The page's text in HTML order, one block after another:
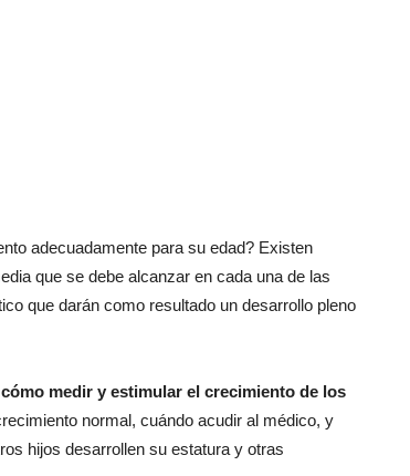
adecuadamente para su edad? Existen
que se debe alcanzar en cada una de las
que darán como resultado un desarrollo pleno
cómo medir y estimular el crecimiento de los
normal, cuándo acudir al médico, y
hijos desarrollen su estatura y otras